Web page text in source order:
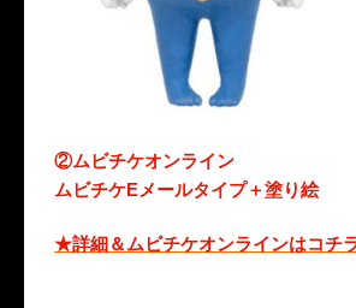
②ムビチケオンライン
ムビチケEメールタイプ＋塗り絵
★詳細＆ムビチケオンラインはコチ